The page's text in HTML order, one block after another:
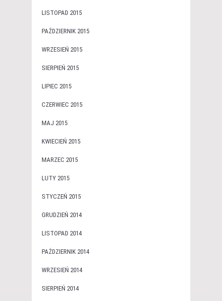
LISTOPAD 2015
PAŹDZIERNIK 2015
WRZESIEŃ 2015
SIERPIEŃ 2015
LIPIEC 2015
CZERWIEC 2015
MAJ 2015
KWIECIEŃ 2015
MARZEC 2015
LUTY 2015
STYCZEŃ 2015
GRUDZIEŃ 2014
LISTOPAD 2014
PAŹDZIERNIK 2014
WRZESIEŃ 2014
SIERPIEŃ 2014